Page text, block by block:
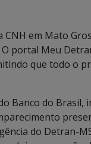
em Mato
portal Meu
que todo o
Banco do Brasil,
do Detran-